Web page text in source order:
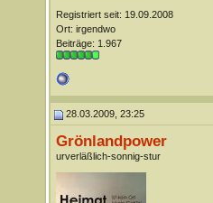
Registriert seit: 19.09.2008
Ort: irgendwo
Beiträge: 1.967
28.03.2009, 23:25
Grönlandpower
urverläßlich-sonnig-stur